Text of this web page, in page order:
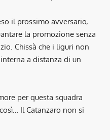
il prossimo avversario,
la promozione senza
Chissà che i liguri non
a distanza di un
per questa squadra
Il Catanzaro non si